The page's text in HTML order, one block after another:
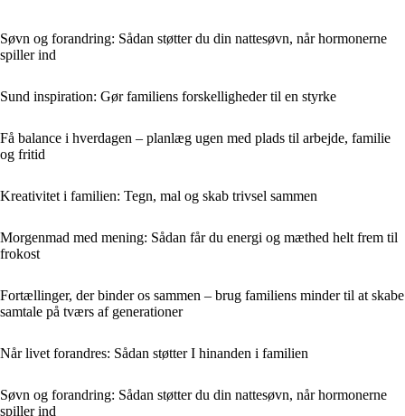
Søvn og forandring: Sådan støtter du din nattesøvn, når hormonerne
spiller ind
Sund inspiration: Gør familiens forskelligheder til en styrke
Få balance i hverdagen – planlæg ugen med plads til arbejde, familie
og fritid
Kreativitet i familien: Tegn, mal og skab trivsel sammen
Morgenmad med mening: Sådan får du energi og mæthed helt frem til
frokost
Fortællinger, der binder os sammen – brug familiens minder til at skabe
samtale på tværs af generationer
Når livet forandres: Sådan støtter I hinanden i familien
Søvn og forandring: Sådan støtter du din nattesøvn, når hormonerne
spiller ind